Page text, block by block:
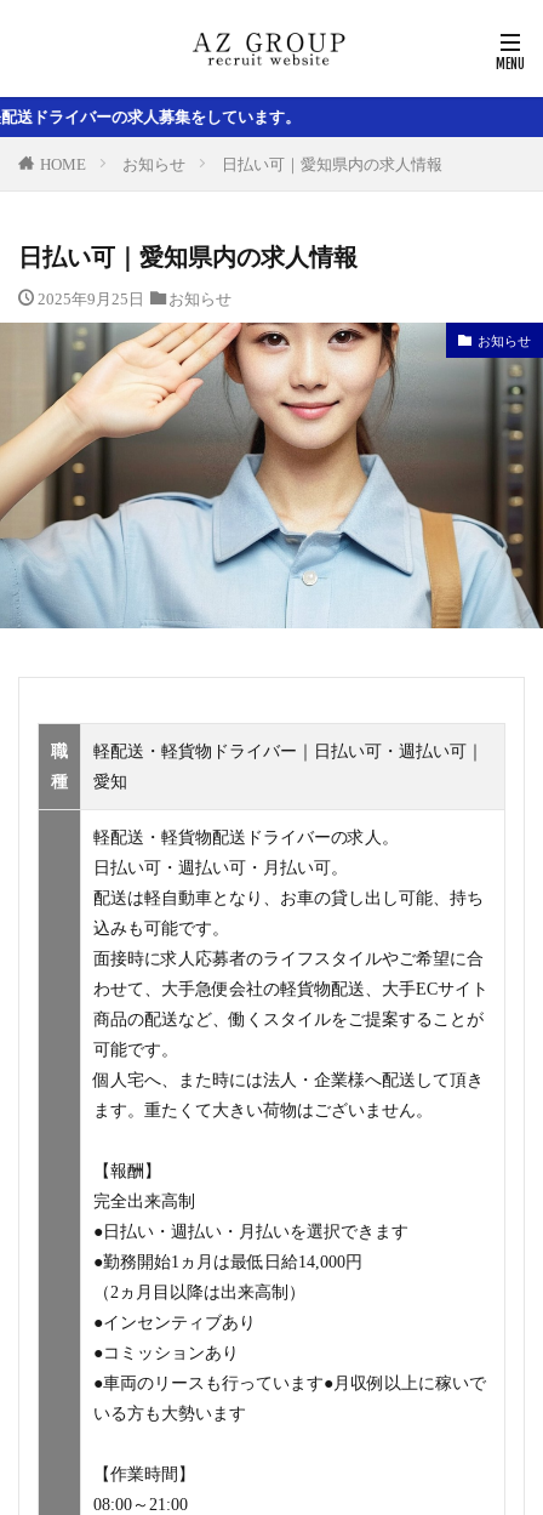
しています。
HOME お知らせ 日払い可｜愛知県内の求人情報
日払い可｜愛知県内の求人情報
2025年9月25日 お知らせ
お知らせ
職
種
軽配送・軽貨物ドライバー｜日払い可・週払い可｜
愛知
軽配送・軽貨物配送ドライバーの求人。
日払い可・週払い可・月払い可。
配送は軽自動車となり、お車の貸し出し可能、持ち
込みも可能です。
面接時に求人応募者のライフスタイルやご希望に合
わせて、大手急便会社の軽貨物配送、大手ECサイト
商品の配送など、働くスタイルをご提案することが
可能です。
個人宅へ、また時には法人・企業様へ配送して頂き
ます。重たくて大きい荷物はございません。
【報酬】
完全出来高制
●日払い・週払い・月払いを選択できます
●勤務開始1ヵ月は最低日給14,000円
（2ヵ月目以降は出来高制）
●インセンティブあり
●コミッションあり
●車両のリースも行っています●月収例以上に稼いで
いる方も大勢います
【作業時間】
08:00～21:00